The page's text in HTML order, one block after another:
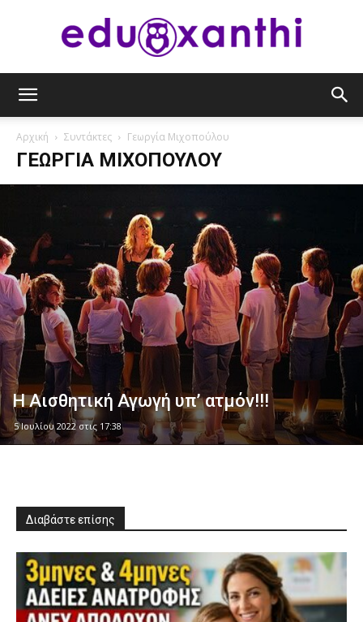
Αρχική Συντάκτες Γεωργία Μιχοπούλου
ΓΕΩΡΓΊΑ ΜΙΧΟΠΟΎΛΟΥ
Η Αισθητική Αγωγή υπ’ ατμόν!!!
5 Ιουλίου 2022 στις 17:38
Διαβάστε επίσης